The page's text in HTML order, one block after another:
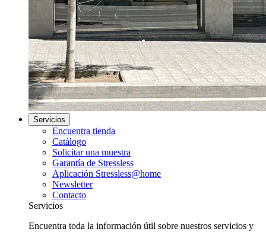
Servicios
Encuentra tienda
Catálogo
Solicitar una muestra
Garantía de Stressless
Aplicación Stressless@home
Newsletter
Contacto
Servicios
Encuentra toda la información útil sobre nuestros servicios y